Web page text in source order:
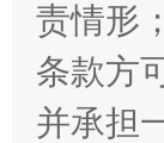
揭
责情形；
条款方
并承担